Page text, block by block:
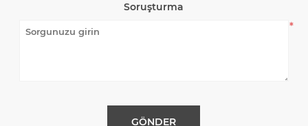
Soruşturma
*